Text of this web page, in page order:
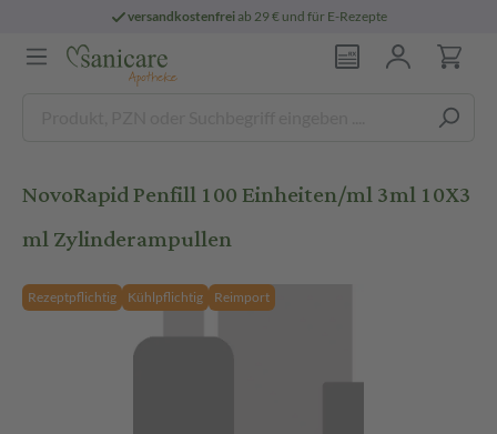
versandkostenfreiab 29 € und für E-Rezepte
NovoRapid Penfill 100 Einheiten/ml 3ml 10X3
ml Zylinderampullen
Rezeptpflichtig Kühlpflichtig Reimport